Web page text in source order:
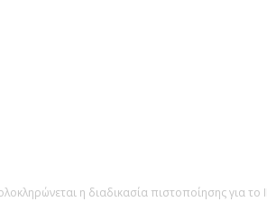
η διαδικασία πιστοποίησης για το